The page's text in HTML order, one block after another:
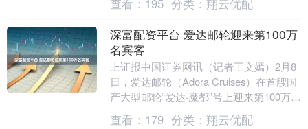
并非没有犯过错误....
查看： 195 分类： 翔云优配
深富配资平台 爱达邮轮迎来第100万
名宾客
上证报中国证券网讯（记者王文嫣）2月8
日，爱达邮轮（Adora Cruises）在首艘国
产大型邮轮“爱达·魔都”号上迎来第100万名
宾客，这是爱达邮轮的重要里程....
查看： 179 分类： 翔云优配